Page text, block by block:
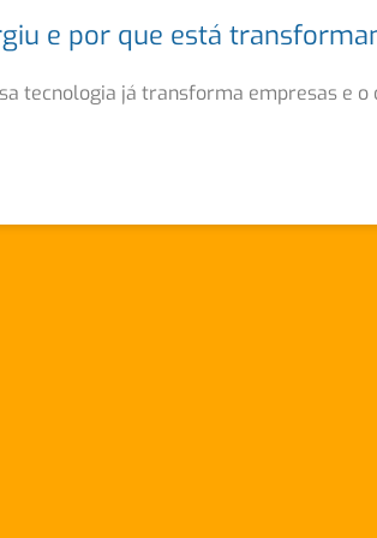
e por que está
tecnologia já transforma empresas e o